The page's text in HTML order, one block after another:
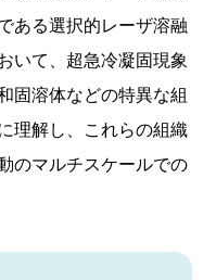
ある選択的レーザ溶融
いて、超急冷凝固現象
固溶体などの特異な組
理解し、これらの組織
のマルチスケールでの